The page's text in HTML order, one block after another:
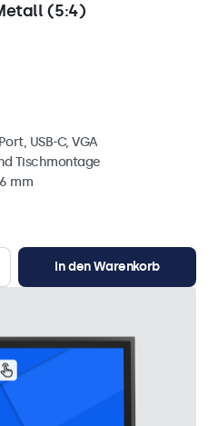
(5:4)
USB-C, VGA
Tischmontage
mm
In den Warenkorb